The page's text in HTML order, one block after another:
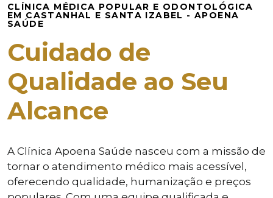
CLÍNICA MÉDICA POPULAR E ODONTOLÓGICA
EM CASTANHAL E SANTA IZABEL - APOENA
SAÚDE
Cuidado de
Qualidade ao Seu
Alcance
A Clínica Apoena Saúde nasceu com a missão de
tornar o atendimento médico mais acessível,
oferecendo qualidade, humanização e preços